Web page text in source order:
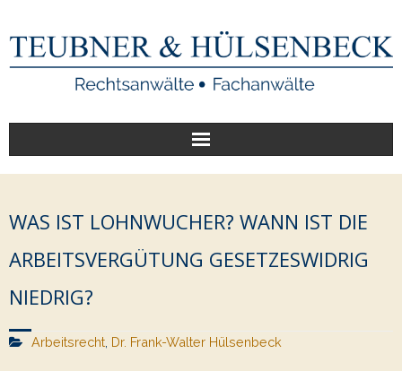
Start
Unsere Leistungen
Veröffentlichungen
WAS IST LOHNWUCHER? WANN IST DIE
ARBEITSVERGÜTUNG GESETZESWIDRIG
NIEDRIG?
Arbeitsrecht, Dr. Frank-Walter Hülsenbeck